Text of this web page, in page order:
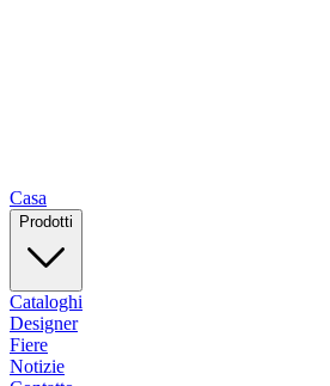
Casa
Prodotti
Cataloghi
Designer
Fiere
Notizie